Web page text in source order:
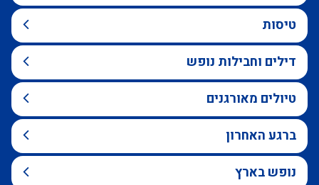
טיסות
דילים וחבילות נופש
טיולים מאורגנים
ברגע האחרון
נופש בארץ